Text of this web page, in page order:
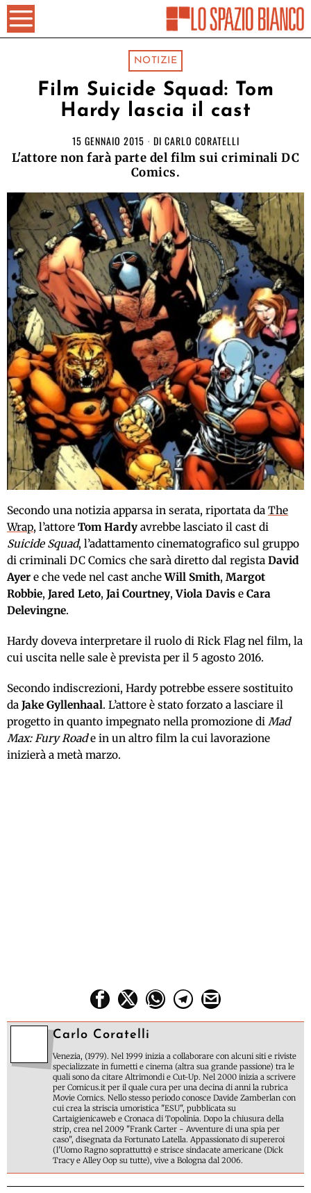
NOTIZIE
Film Suicide Squad: Tom
Hardy lascia il cast
15 GENNAIO 2015 DI CARLO CORATELLI
L'attore non farà parte del film sui criminali DC
Comics.
Secondo una notizia apparsa in serata, riportata da The
Wrap, l’attore Tom Hardy avrebbe lasciato il cast di
Suicide Squad, l’adattamento cinematografico sul gruppo
di criminali DC Comics che sarà diretto dal regista David
Ayer e che vede nel cast ancheWill Smith, Margot
Robbie, Jared Leto, Jai Courtney,Viola Davis e Cara
Delevingne.
Hardy doveva interpretare il ruolo di Rick Flag nel film, la
cui uscita nelle sale è prevista per il 5 agosto 2016.
Secondo indiscrezioni, Hardy potrebbe essere sostituito
da Jake Gyllenhaal. L’attore è stato forzato a lasciare il
progetto in quanto impegnato nella promozione di Mad
Max: Fury Roade in un altro film la cui lavorazione
inizierà a metà marzo.
Carlo Coratelli
Venezia, (1979). Nel 1999 inizia a collaborare con alcuni siti e riviste
specializzate in fumetti e cinema (altra sua grande passione) tra le
quali sono da citare Altrimondi e Cut-Up. Nel 2000 inizia a scrivere
per Comicus.it per il quale cura per una decina di anni la rubrica
Movie Comics. Nello stesso periodo conosce Davide Zamberlan con
cui crea la striscia umoristica "ESU", pubblicata su
Cartaigienicaweb e Cronaca di Topolinia. Dopo la chiusura della
strip, crea nel 2009 "Frank Carter - Avventure di una spia per
caso", disegnata da Fortunato Latella. Appassionato di supereroi
(l'Uomo Ragno soprattutto) e strisce sindacate americane (Dick
Tracy e Alley Oop su tutte), vive a Bologna dal 2006.